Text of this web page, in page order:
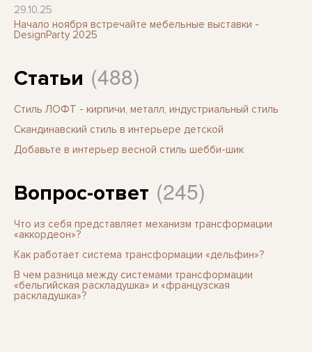
29.10.25
Начало ноября встречайте мебельные выставки -
DesignParty 2025
Статьи (488)
Стиль ЛОФТ - кирпичи, металл, индустриальный стиль
Скандинавский стиль в интерьере детской
Добавьте в интерьер весной стиль шебби-шик
Вопрос-ответ (245)
Что из себя представляет механизм трансформации
«аккордеон»?
Как работает система трансформации «дельфин»?
В чем разница между системами трансформации
«бельгийская раскладушка» и «французская
раскладушка»?